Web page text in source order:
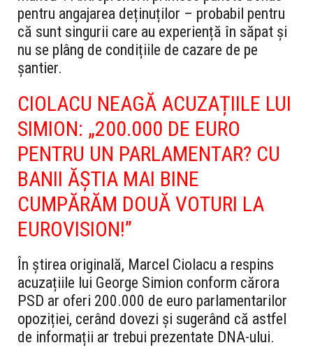
pentru angajarea deținuților – probabil pentru
că sunt singurii care au experiență în săpat și
nu se plâng de condițiile de cazare de pe
șantier.
CIOLACU NEAGĂ ACUZAȚIILE LUI
SIMION: „200.000 DE EURO
PENTRU UN PARLAMENTAR? CU
BANII ĂȘTIA MAI BINE
CUMPĂRĂM DOUĂ VOTURI LA
EUROVISION!”
În știrea originală, Marcel Ciolacu a respins
acuzațiile lui George Simion conform cărora
PSD ar oferi 200.000 de euro parlamentarilor
opoziției, cerând dovezi și sugerând că astfel
de informații ar trebui prezentate DNA-ului.